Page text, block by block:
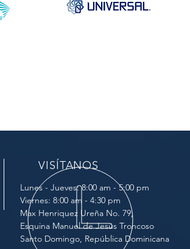
VISÍTANOS
Lunes - Jueves: 8:00 am - 5:00 pm
Viernes: 8:00 am - 4:30 pm
Max Henriquez Ureña No. 79,
Esquina Manuel de Jesús Troncoso
Santo Domingo, República Dominicana